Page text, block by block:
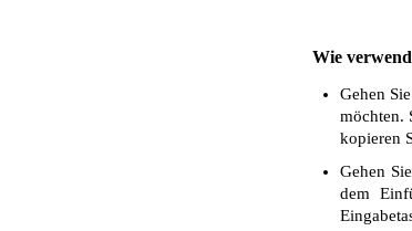
Wie
Gehen
möchten.
kopieren
Gehen
dem